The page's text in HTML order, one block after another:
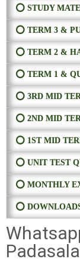
⭕ STUDY
⭕ TERM 3 &
⭕ TERM 2 &
⭕ TERM 1 &
⭕ 3RD MID
⭕ 2ND MID
⭕ 1ST MID
⭕ UNIT TEST
⭕ MONTHLY
⭕